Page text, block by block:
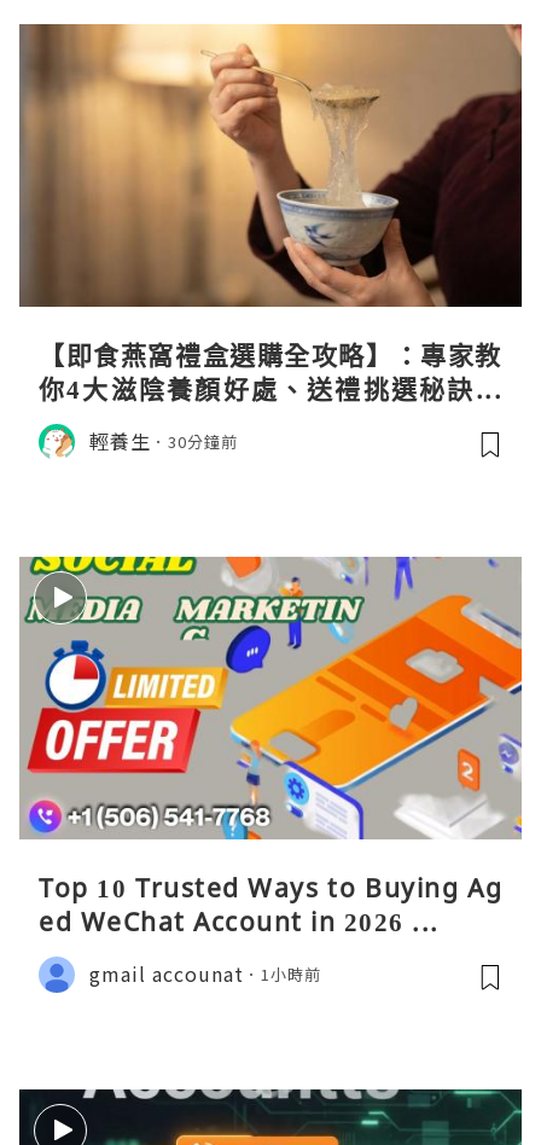
【即食燕窩禮盒選購全攻略】：專家教
你4大滋陰養顏好處、送禮挑選秘訣與
日常食用心得
輕養生 30分鐘前
Top 10 Trusted Ways to Buying Ag
ed WeChat Account in 2026 ...
gmail accounat 1小時前